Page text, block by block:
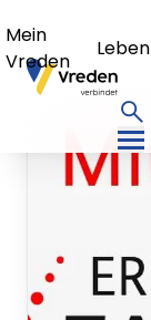
Mein
Vreden
Leben